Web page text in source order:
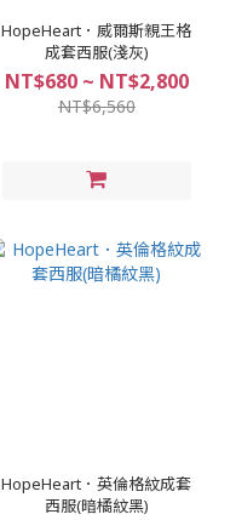
HopeHeart．威爾斯親王格
成套西服(淺灰)
NT$680 ~ NT$2,800
NT$6,560
HopeHeart．英倫格紋成套
西服(暗橘紋黑)